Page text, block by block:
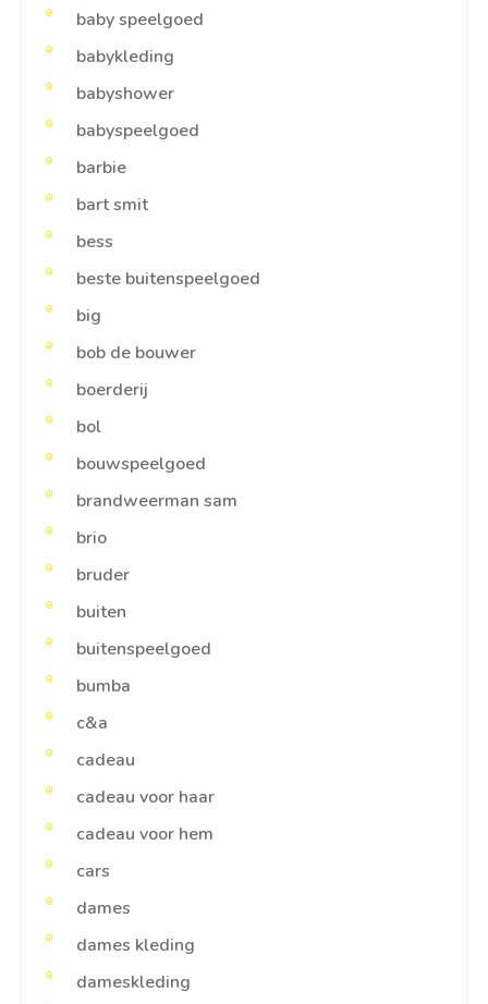
baby speelgoed
babykleding
babyshower
babyspeelgoed
barbie
bart smit
bess
beste buitenspeelgoed
big
bob de bouwer
boerderij
bol
bouwspeelgoed
brandweerman sam
brio
bruder
buiten
buitenspeelgoed
bumba
c&a
cadeau
cadeau voor haar
cadeau voor hem
cars
dames
dames kleding
dameskleding